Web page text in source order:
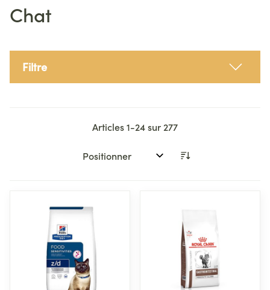
Chat
Filtre
Articles1-24sur 277
Trier par: